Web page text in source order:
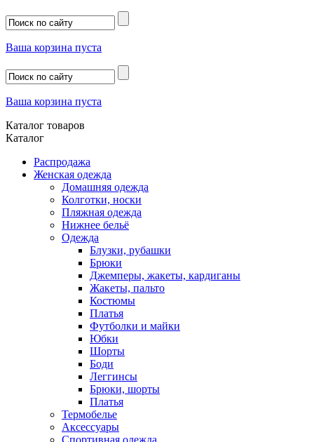
Ваша корзина пуста
Ваша корзина пуста
Каталог товаров
Каталог
Распродажа
Женская одежда
Домашняя одежда
Колготки, носки
Пляжная одежда
Нижнее бельё
Одежда
Блузки, рубашки
Брюки
Джемперы, жакеты, кардиганы
Жакеты, пальто
Костюмы
Платья
Футболки и майки
Юбки
Шорты
Боди
Леггинсы
Брюки, шорты
Платья
Термобелье
Аксессуары
Спортивная одежда